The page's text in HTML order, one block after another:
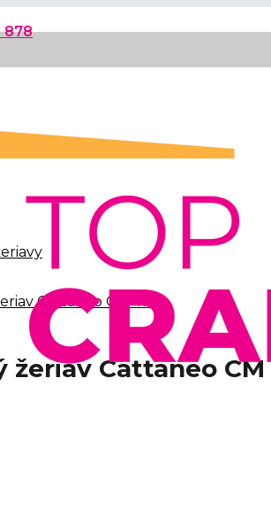
878
Cattaneo CM 415
žeriav Cattaneo CM